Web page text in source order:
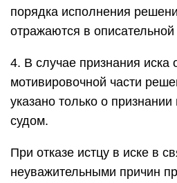
порядка исполнения
отражаются в описательной
4. В случае признания иска
мотивировочной части
указано только о
судом.
При отказе истцу в иске в
неуважительными причин